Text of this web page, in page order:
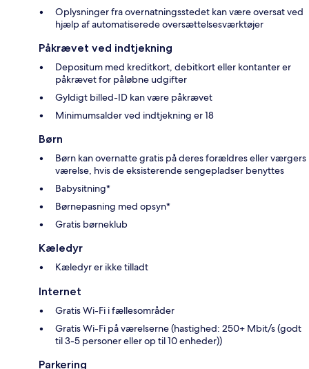
Oplysninger fra overnatningsstedet kan være oversat ved
hjælp af automatiserede oversættelsesværktøjer
Påkrævet ved indtjekning
Depositum med kreditkort, debitkort eller kontanter er
påkrævet for påløbne udgifter
Gyldigt billed-ID kan være påkrævet
Minimumsalder ved indtjekning er 18
Børn
Børn kan overnatte gratis på deres forældres eller værgers
værelse, hvis de eksisterende sengepladser benyttes
Babysitning*
Børnepasning med opsyn*
Gratis børneklub
Kæledyr
Kæledyr er ikke tilladt
Internet
Gratis Wi-Fi i fællesområder
Gratis Wi-Fi på værelserne (hastighed: 250+ Mbit/s (godt
til 3-5 personer eller op til 10 enheder))
Parkering